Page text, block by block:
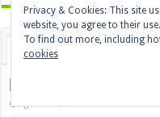
Reciente